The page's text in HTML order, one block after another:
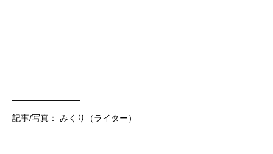
————————
記事/写真： みくり（ライター）